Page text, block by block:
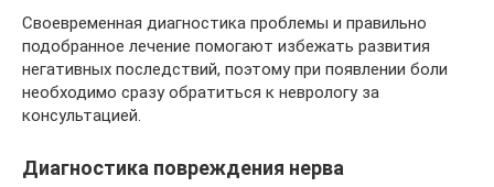
Своевременная диагностика проблемы и правильно
подобранное лечение помогают избежать развития
негативных последствий, поэтому при появлении боли
необходимо сразу обратиться к неврологу за
консультацией.
Диагностика повреждения нерва